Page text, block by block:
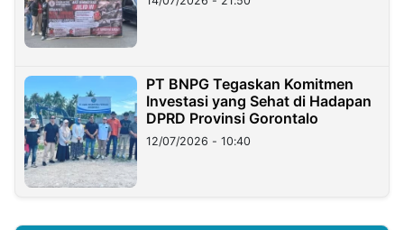
PT BNPG Tegaskan Komitmen
Investasi yang Sehat di Hadapan
DPRD Provinsi Gorontalo
12/07/2026 - 10:40